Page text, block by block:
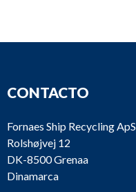
CONTACTO
Fornaes Ship Recycling ApS
Rolshøjvej 12
DK-8500 Grenaa
Dinamarca